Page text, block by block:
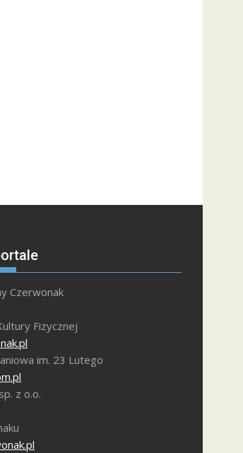
Czerwonak
Fizycznej
im. 23 Lutego
z o.o.